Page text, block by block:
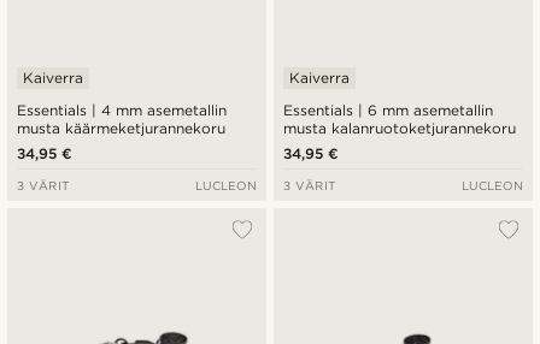
Essentials | 4 mm asemetallin
musta käärmeketjurannekoru
Kaiverra
34,95 €
3 VÄRIT LUCLEON
Essentials | 6 mm asemetallin
musta kalanruotoketjurannekoru
Kaiverra
34,95 €
3 VÄRIT LUCLEON